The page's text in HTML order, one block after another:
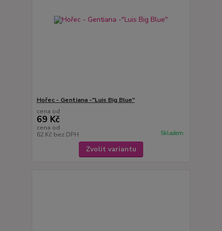
Hořec - Gentiana -"Luis Big Blue"
cena od
69 Kč
cena od
62 Kč bez DPH Skladem
Zvolit variantu